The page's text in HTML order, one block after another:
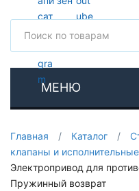
МЕНЮ
Главная / Каталог /
клапаны и
Электропривод для
Пружинный возврат